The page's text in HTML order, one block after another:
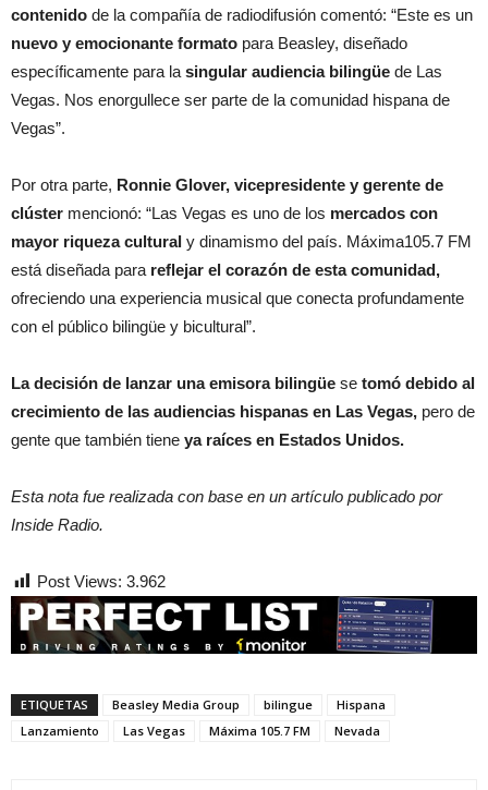
contenido de la compañía de radiodifusión comentó: “Este es un
nuevo y emocionante formato para Beasley, diseñado
específicamente para la singular audiencia bilingüe de Las
Vegas. Nos enorgullece ser parte de la comunidad hispana de
Vegas”.
Por otra parte, Ronnie Glover, vicepresidente y gerente de
clúster mencionó: “Las Vegas es uno de los mercados con
mayor riqueza cultural y dinamismo del país. Máxima105.7 FM
está diseñada para reflejar el corazón de esta comunidad,
ofreciendo una experiencia musical que conecta profundamente
con el público bilingüe y bicultural”.
La decisión de lanzar una emisora bilingüe se tomó debido al
crecimiento de las audiencias hispanas en Las Vegas, pero de
gente que también tiene ya raíces en Estados Unidos.
Esta nota fue realizada con base en un artículo publicado por
Inside Radio.
Post Views: 3.962
ETIQUETAS Beasley Media Group bilingue
Hispana
Lanzamiento
Las Vegas Máxima 105.7 FM Nevada